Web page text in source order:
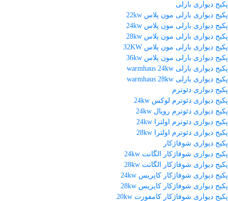
پکیج دیواری بارلی
پکیج دیواری بارلی مون پلاس 22kw
پکیج دیواری بارلی مون پلاس 24kw
پکیج دیواری بارلی مون پلاس 28kw
پکیج دیواری بارلی مون پلاس 32KW
پکیج دیواری بارلی مون پلاس 36kw
پکیج دیواری بارلی warmhaus 24kw
پکیج دیواری بارلی warmhaus 28kw
پکیج دیواری دئوترم
پکیج دیواری دئوترم لوکس 24kw
پکیج دیواری دئوترم رویال 24kw
پکیج دیواری دئوترم اولترا 24kw
پکیج دیواری دئوترم اولترا 28kw
پکیج دیواری شوفاژکار
پکیج دیواری شوفاژکار الگانت 24kw
پکیج دیواری شوفاژکار الگانت 28kw
پکیج دیواری شوفاژکار کاپریس 24kw
پکیج دیواری شوفاژکار کاپریس 28kw
پکیج دیواری شوفاژکار کامفورت 20kw